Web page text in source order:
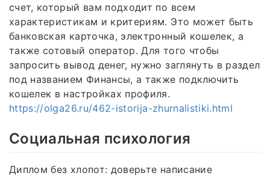
счет, который вам подходит по всем
характеристикам и критериям. Это может быть
банковская карточка, электронный кошелек, а
также сотовый оператор. Для того чтобы
запросить вывод денег, нужно заглянуть в раздел
под названием Финансы, а также подключить
кошелек в настройках профиля.
https://olga26.ru/462-istorija-zhurnalistiki.html
Социальная психология
Диплом без хлопот: доверьте написание